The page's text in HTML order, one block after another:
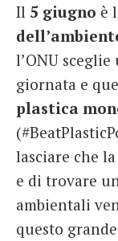
French
Italiano
Il 5 giugno è
l’ONU
giornata e
plastica
lasciare che
e di trovare
ambientali
questo